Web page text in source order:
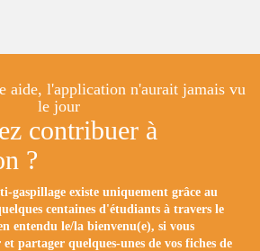
aide, l'application n'aurait jamais vu
le jour
contribuer à
?
gaspillage existe uniquement grâce au
centaines d'étudiants à travers le
entendu le/la bienvenu(e), si vous
partager quelques-unes de vos fiches de